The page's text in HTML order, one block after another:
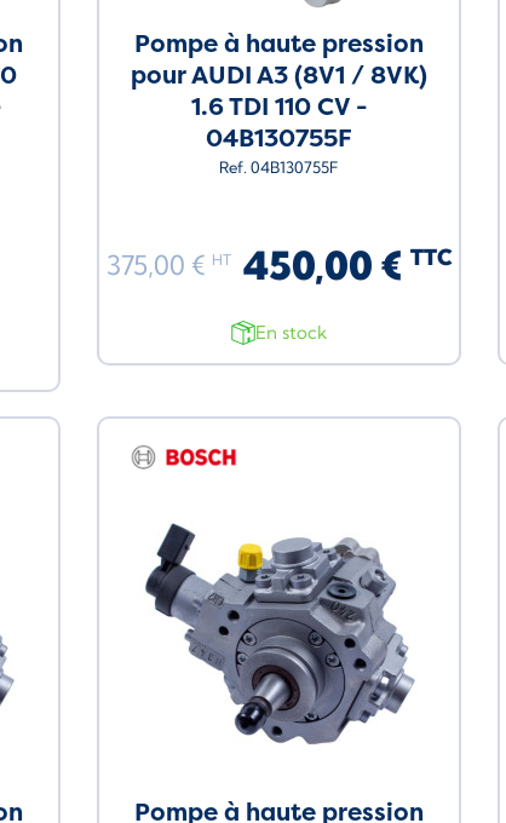
Pompe à haute pression
pour AUDI A3 (8V1 / 8VK)
1.6 TDI 110 CV -
04B130755F
Ref. 04B130755F
375,00 € HT 450,00 € TTC
En stock
Pompe à haute pression